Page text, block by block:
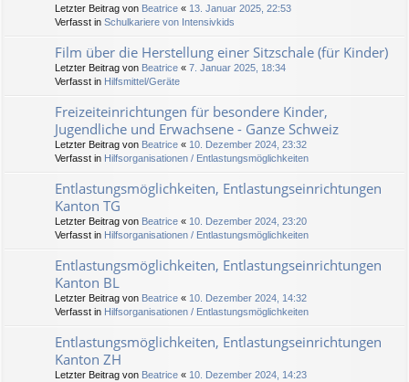
Letzter Beitrag von Beatrice « 13. Januar 2025, 22:53
Verfasst in Schulkariere von Intensivkids
Film über die Herstellung einer Sitzschale (für Kinder)
Letzter Beitrag von Beatrice « 7. Januar 2025, 18:34
Verfasst in Hilfsmittel/Geräte
Freizeiteinrichtungen für besondere Kinder,
Jugendliche und Erwachsene - Ganze Schweiz
Letzter Beitrag von Beatrice « 10. Dezember 2024, 23:32
Verfasst in Hilfsorganisationen / Entlastungsmöglichkeiten
Entlastungsmöglichkeiten, Entlastungseinrichtungen
Kanton TG
Letzter Beitrag von Beatrice « 10. Dezember 2024, 23:20
Verfasst in Hilfsorganisationen / Entlastungsmöglichkeiten
Entlastungsmöglichkeiten, Entlastungseinrichtungen
Kanton BL
Letzter Beitrag von Beatrice « 10. Dezember 2024, 14:32
Verfasst in Hilfsorganisationen / Entlastungsmöglichkeiten
Entlastungsmöglichkeiten, Entlastungseinrichtungen
Kanton ZH
Letzter Beitrag von Beatrice « 10. Dezember 2024, 14:23